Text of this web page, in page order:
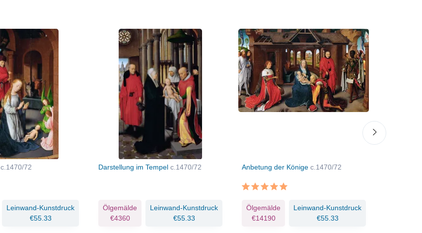
c.1470/72
Leinwand-Kunstdruck
€55.33
Darstellung im Tempel c.1470/72
Ölgemälde
€4360
Leinwand-Kunstdruck
€55.33
Anbetung der Könige c.1470/72
Ölgemälde
€14190
Leinwand-Kunstdruck
€55.33